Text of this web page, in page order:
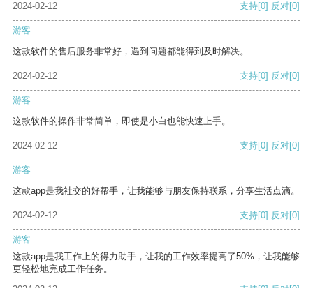
2024-02-12
支持[0] 反对[0]
游客
这款软件的售后服务非常好，遇到问题都能得到及时解决。
2024-02-12 支持[0] 反对[0]
游客
这款软件的操作非常简单，即使是小白也能快速上手。
2024-02-12 支持[0] 反对[0]
游客
这款app是我社交的好帮手，让我能够与朋友保持联系，分享生活点滴。
2024-02-12 支持[0] 反对[0]
游客
这款app是我工作上的得力助手，让我的工作效率提高了50%，让我能够
更轻松地完成工作任务。